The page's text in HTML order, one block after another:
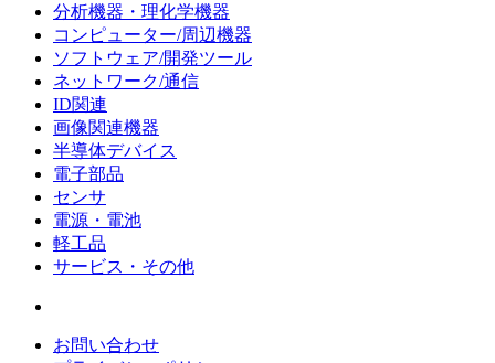
分析機器・理化学機器
コンピューター/周辺機器
ソフトウェア/開発ツール
ネットワーク/通信
ID関連
画像関連機器
半導体デバイス
電子部品
センサ
電源・電池
軽工品
サービス・その他
お問い合わせ